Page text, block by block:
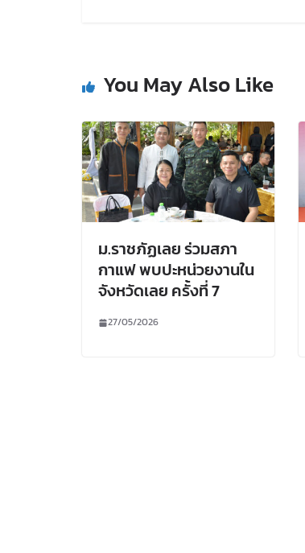
You May Also Like
ม.ราชภัฏเลย ร่วมสภา
กาแฟ พบปะหน่วยงานใน
จังหวัดเลย ครั้งที่ 7
27/05/2026